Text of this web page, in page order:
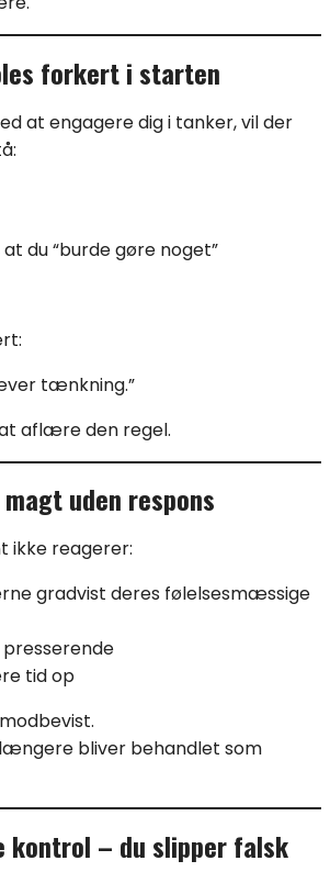
forkert i starten
at engagere dig i tanker, vil der
du “burde gøre noget”
tænkning.”
aflære den regel.
uden respons
ikke reagerer:
gradvist deres følelsesmæssige
tid op
bliver behandlet som
kontrol – du slipper falsk